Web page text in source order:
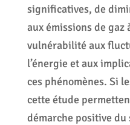
significatives, de
aux émissions de
vulnérabilité aux
l’énergie et aux
ces phénomènes. Si
cette étude
démarche positive